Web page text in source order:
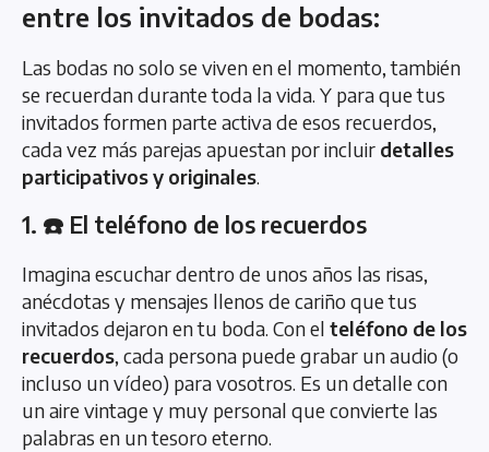
entre los invitados de bodas:
Las bodas no solo se viven en el momento, también
se recuerdan durante toda la vida. Y para que tus
invitados formen parte activa de esos recuerdos,
cada vez más parejas apuestan por incluir detalles
participativos y originales.
1. ☎️ El teléfono de los recuerdos
Imagina escuchar dentro de unos años las risas,
anécdotas y mensajes llenos de cariño que tus
invitados dejaron en tu boda. Con el teléfono de los
recuerdos, cada persona puede grabar un audio (o
incluso un vídeo) para vosotros. Es un detalle con
un aire vintage y muy personal que convierte las
palabras en un tesoro eterno.